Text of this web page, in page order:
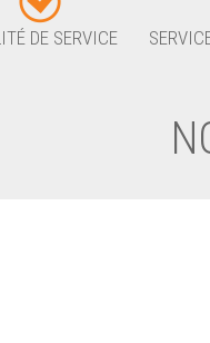
DE SERVICE